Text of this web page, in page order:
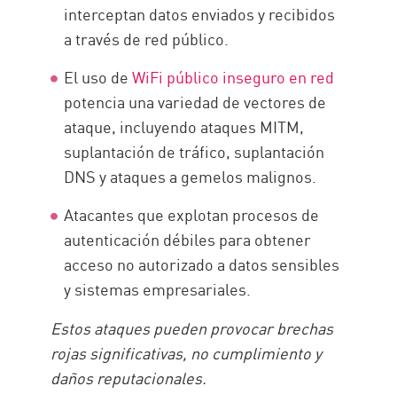
interceptan datos enviados y recibidos
a través de red público.
El uso deWiFi público inseguro en red
potencia una variedad de vectores de
ataque, incluyendo ataques MITM,
suplantación de tráfico, suplantación
DNS y ataques a gemelos malignos.
Atacantes que explotan procesos de
autenticación débiles para obtener
acceso no autorizado a datos sensibles
y sistemas empresariales.
Estos ataques pueden provocar brechas
rojas significativas, no cumplimiento y
daños reputacionales.